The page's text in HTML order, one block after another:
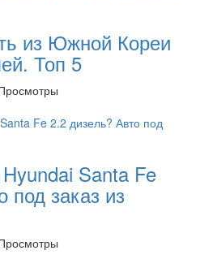
из Южной Кореи
Топ 5
Santa Fe
под заказ из